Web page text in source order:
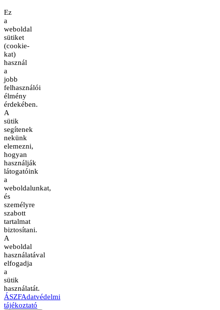
Ez
a
weboldal
sütiket
(cookie-
kat)
használ
a
jobb
felhasználói
élmény
érdekében.
A
sütik
segítenek
nekünk
elemezni,
hogyan
használják
látogatóink
a
weboldalunkat,
és
személyre
szabott
tartalmat
biztosítani.
A
weboldal
használatával
elfogadja
a
sütik
használatát.
ÁSZFAdatvédelmi
tájékoztató